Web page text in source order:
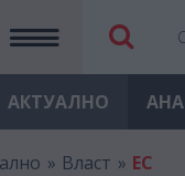
АКТУАЛНО
Власт ЕС